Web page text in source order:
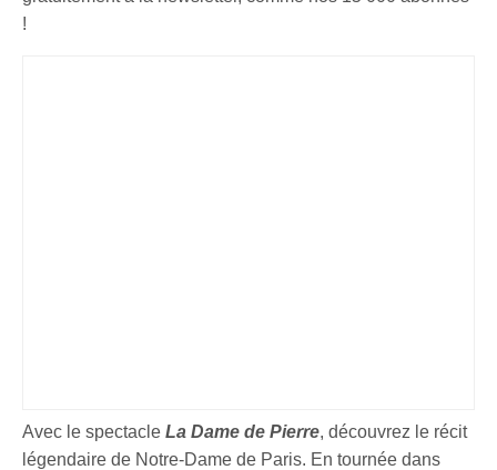
!
Avec le spectacle La Dame de Pierre, découvrez le récit
légendaire de Notre-Dame de Paris. En tournée dans